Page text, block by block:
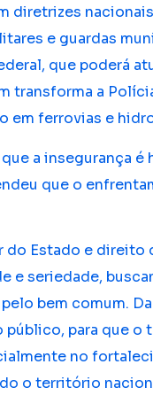
diretrizes
e guardas
que poderá
transforma a
em ferrovias e
a insegurança é
que o
do Estado e
e seriedade,
bem comum.
para que o
no
o território